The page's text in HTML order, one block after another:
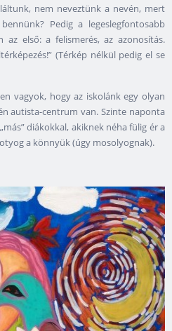
nem neveztünk a nevén, mert
Pedig a legeslegfontosabb
első: a felismerés, az azonosítás.
(Térkép nélkül pedig el se
vagyok, hogy az iskolánk egy olyan
autista-centrum van. Szinte naponta
diákokkal, akiknek néha fülig ér a
a könnyük (úgy mosolyognak).